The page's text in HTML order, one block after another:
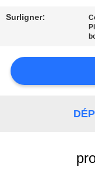
DEMANDEZ
CITATION
Surligner: